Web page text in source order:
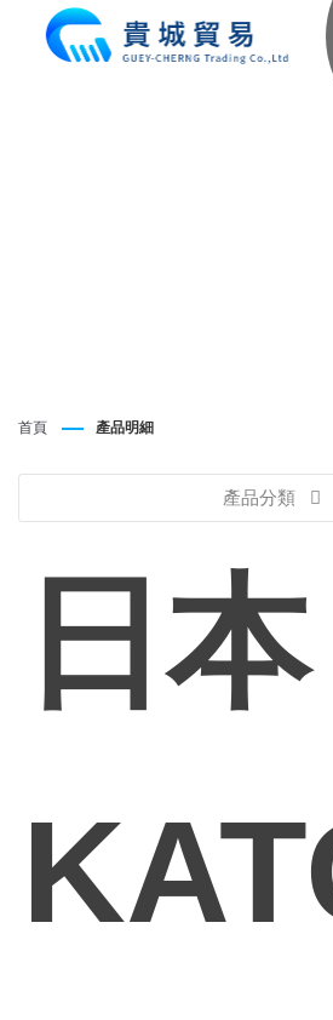
首頁 產品明細
產品分類
日本